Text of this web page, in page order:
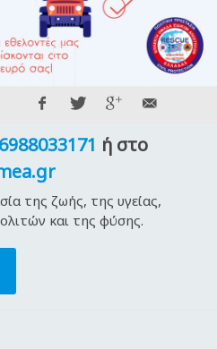
ή στο
της ζωής, της υγείας,
και της φύσης.